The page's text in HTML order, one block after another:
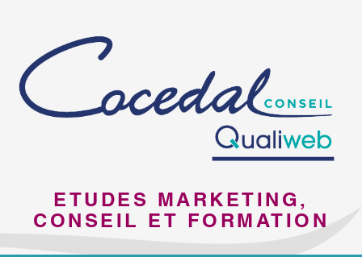
ETUDES MARKETING,
CONSEIL ET FORMATION